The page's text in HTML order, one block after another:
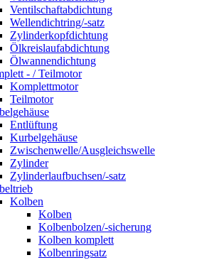
Ventilschaftabdichtung
Wellendichtring/-satz
Zylinderkopfdichtung
Ölkreislaufabdichtung
Ölwannendichtung
- / Teilmotor
Komplettmotor
Teilmotor
Entlüftung
Kurbelgehäuse
Zwischenwelle/Ausgleichswelle
Zylinder
Zylinderlaufbuchsen/-satz
Kolben
Kolben
Kolbenbolzen/-sicherung
Kolben komplett
Kolbenringsatz